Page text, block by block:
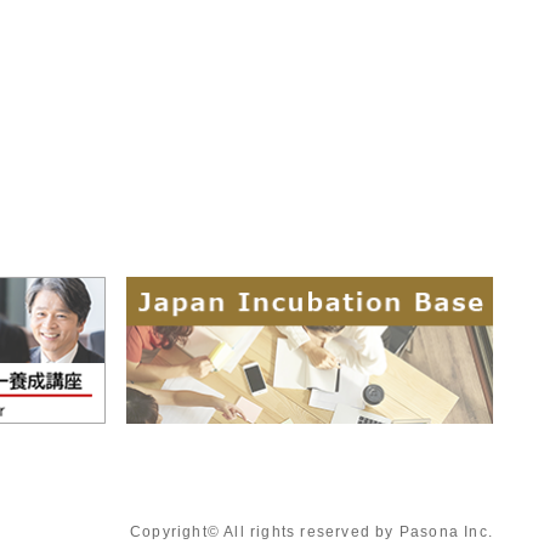
Copyright© All rights reserved by Pasona Inc.